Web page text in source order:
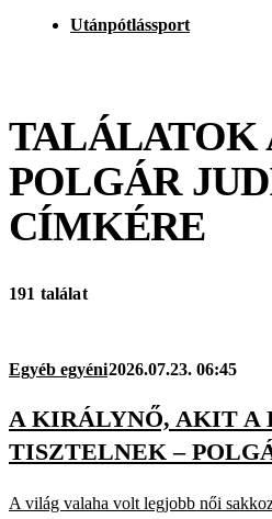
Utánpótlássport
TALÁLATOK
POLGÁR
CÍMKÉRE
191 találat
Egyéb egyéni2026.07.23. 06:45
A KIRÁLYNŐ, AKIT A
TISZTELNEK –
A világ valaha volt legjobb női